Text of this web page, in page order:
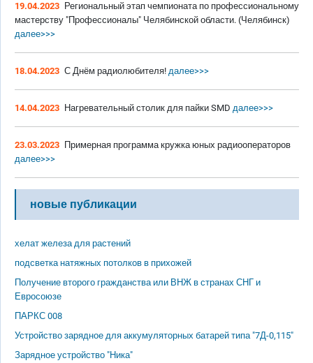
19.04.2023 Региональный этап чемпионата по профессиональному
мастерству "Профессионалы" Челябинской области. (Челябинск)
далее>>>
18.04.2023 С Днём радиолюбителя! далее>>>
14.04.2023 Нагревательный столик для пайки SMD далее>>>
23.03.2023 Примерная программа кружка юных радиооператоров
далее>>>
новые публикации
хелат железа для растений
подсветка натяжных потолков в прихожей
Получение второго гражданства или ВНЖ в странах СНГ и
Евросоюзе
ПАРКС 008
Устройство зарядное для аккумуляторных батарей типа "7Д-0,115"
Зарядное устройство "Ника"